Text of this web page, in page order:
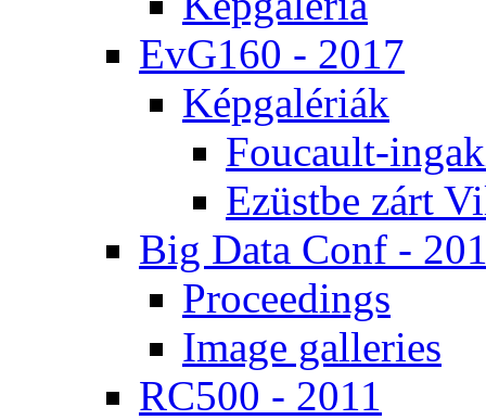
EvG160 - 2017
Kép­ga­lé­ri­ák
Fo­u­ca­ult-
Ezüst­be zárt
Big Da­ta Conf -
Pro­ce­e­dings
Image gal­le­ri­es
RC500 - 2011